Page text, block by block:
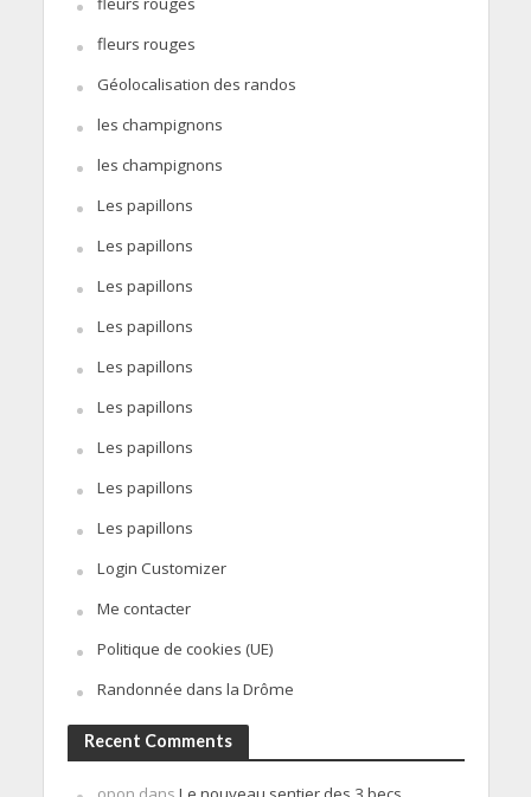
fleurs rouges
Géolocalisation des randos
les champignons
les champignons
Les papillons
Les papillons
Les papillons
Les papillons
Les papillons
Les papillons
Les papillons
Les papillons
Les papillons
Login Customizer
Me contacter
Politique de cookies (UE)
Randonnée dans la Drôme
Recent Comments